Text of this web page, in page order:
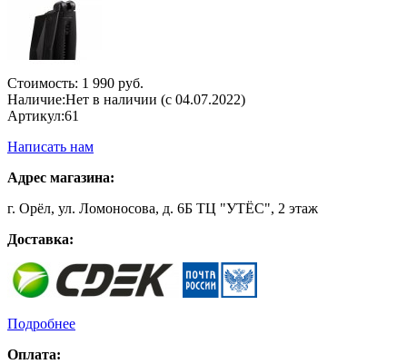
Стоимость: 1 990 руб.
Наличие:Нет в наличии (с 04.07.2022)
Артикул:61
Написать нам
Адрес магазина:
г. Орёл, ул. Ломоносова, д. 6Б ТЦ "УТЁС", 2 этаж
Доставка:
Подробнее
Оплата: